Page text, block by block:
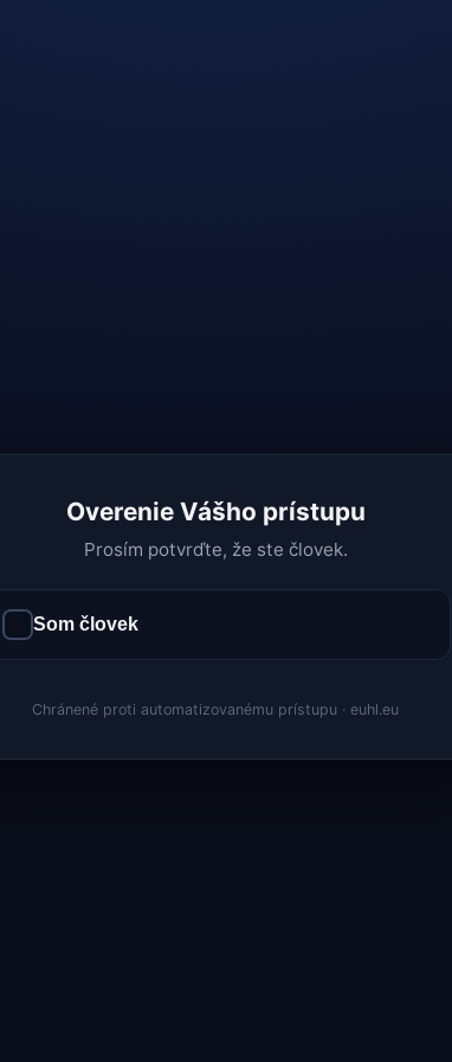
Overenie Vášho prístupu
Prosím potvrďte, že ste človek.
Som človek
Chránené proti automatizovanému prístupu · euhl.eu